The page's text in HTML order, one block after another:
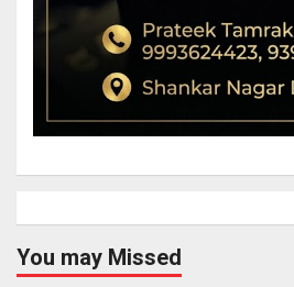
You may Missed